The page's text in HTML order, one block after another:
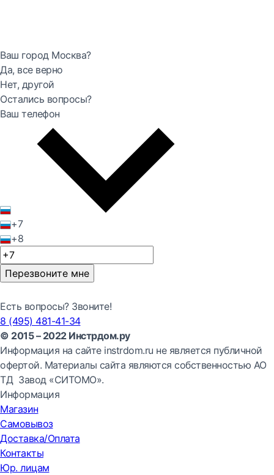
Ваш город Москва?
Да, все верно
Нет, другой
Остались вопросы?
Ваш телефон
+7
+8
Перезвоните мне
Есть вопросы? Звоните!
8 (495) 481-41-34
© 2015 – 2022 Инстрдом.ру
Информация на сайте instrdom.ru не является публичной
офертой. Материалы сайта являются собственностью АО
ТД Завод «СИТОМО».
Информация
Магазин
Самовывоз
Доставка/Оплата
Контакты
Юр. лицам